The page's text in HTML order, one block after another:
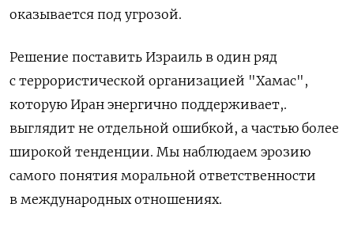
оказывается под угрозой.
Решение поставить Израиль в один ряд
с террористической организацией "Хамас",
которую Иран энергично поддерживает,.
выглядит не отдельной ошибкой, а частью более
широкой тенденции. Мы наблюдаем эрозию
самого понятия моральной ответственности
в международных отношениях.